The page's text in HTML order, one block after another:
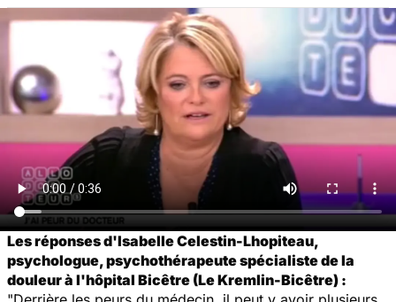
Les réponses d'Isabelle Celestin-Lhopiteau,
psychologue, psychothérapeute spécialiste de la
douleur à l'hôpital Bicêtre (Le Kremlin-Bicêtre) :